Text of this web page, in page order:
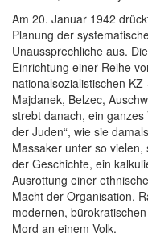
Am 20. Januar 1942
Planung der
Unaussprechliche aus.
Einrichtung einer Reihe
nationalsozialistischen
Majdanek, Belzec,
strebt danach, ein ganzes
der Juden“, wie sie
Massaker unter so
der Geschichte, ein
Ausrottung einer
Macht der Organisation,
modernen,
Mord an einem Volk.